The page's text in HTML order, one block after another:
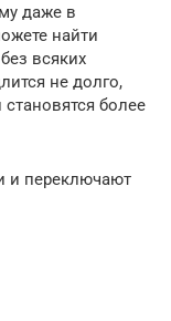
даже в
найти
всяких
не долго,
более
и переключают